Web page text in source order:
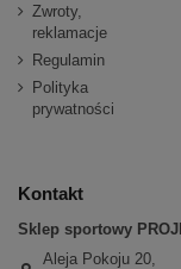
Zwroty,
reklamacje
Regulamin
Polityka
prywatności
Kontakt
Sklep sportowy
Aleja Pokoju 20,